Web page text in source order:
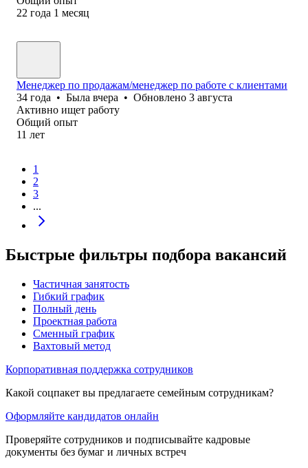
22 года 1 месяц
Менеджер по продажам/менеджер по работе с клиентами
34 года • Была вчера • Обновлено 3 августа
Активно ищет работу
Общий опыт
11 лет
1
2
3
...
Быстрые фильтры подбора вакансий
Частичная занятость
Гибкий график
Полный день
Проектная работа
Сменный график
Вахтовый метод
Корпоративная поддержка сотрудников
Какой соцпакет вы предлагаете семейным сотрудникам?
Оформляйте кандидатов онлайн
Проверяйте сотрудников и подписывайте кадровые
документы без бумаг и личных встреч